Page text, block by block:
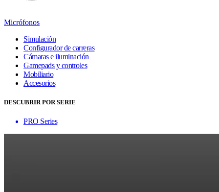
Micrófonos
Simulación
Configurador de carreras
Cámaras e iluminación
Gamepads y controles
Mobiliario
Accesorios
DESCUBRIR POR SERIE
PRO Series